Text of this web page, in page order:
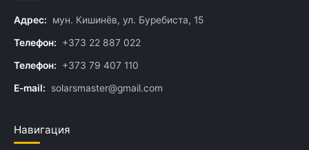
Адрес: мун. Кишинёв, ул. Буребиста, 15
Телефон: +373 22 887 022
Телефон: +373 79 407 110
E-mail: solarsmaster@gmail.com
Навигация